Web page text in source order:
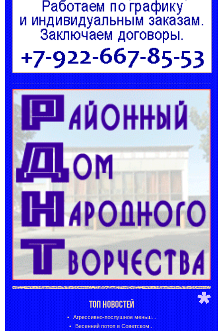
ТОП НОВОСТЕЙ
Агрессивно-послушное меньш...
Весенний потоп в Советском...